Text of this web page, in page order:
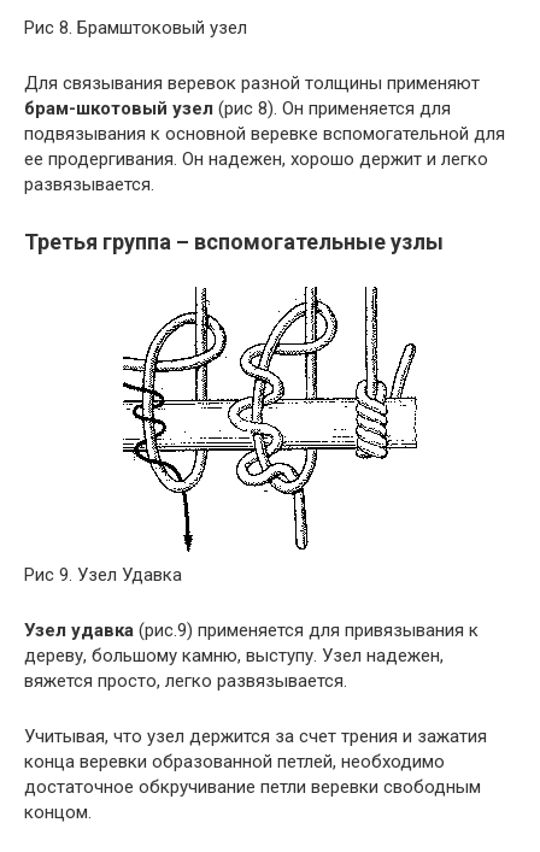
Рис 8. Брамштоковый узел
Для связывания веревок разной толщины применяют
брам-шкотовый узел (рис 8). Он применяется для
подвязывания к основной веревке вспомогательной для
ее продергивания. Он надежен, хорошо держит и легко
развязывается.
Третья группа – вспомогательные узлы
Рис 9. Узел Удавка
Узел удавка (рис.9) применяется для привязывания к
дереву, большому камню, выступу. Узел надежен,
вяжется просто, легко развязывается.
Учитывая, что узел держится за счет трения и зажатия
конца веревки образованной петлей, необходимо
достаточное обкручивание петли веревки свободным
концом.